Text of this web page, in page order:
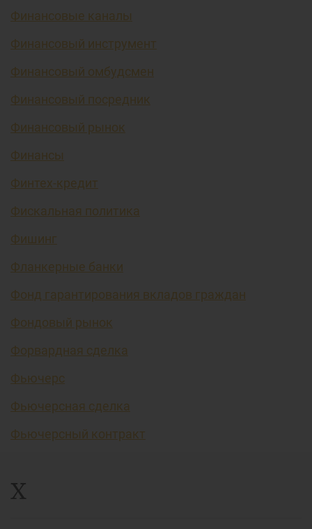
Финансовые каналы
Финансовый инструмент
Финансовый омбудсмен
Финансовый посредник
Финансовый рынок
Финансы
Финтех-кредит
Фискальная политика
Фишинг
Фланкерные банки
Фонд гарантирования вкладов граждан
Фондовый рынок
Форвардная сделка
Фьючерс
Фьючерсная сделка
Фьючерсный контракт
Х